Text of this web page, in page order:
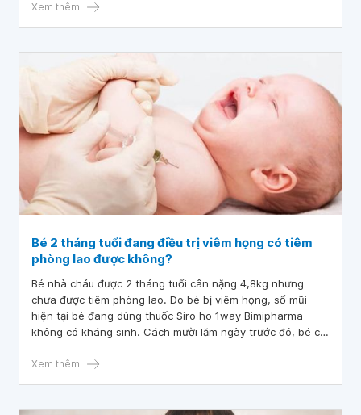
bác sĩ sẽ giải đáp giúp em ạ.
Xem thêm
Bé 2 tháng tuổi đang điều trị viêm họng có tiêm
phòng lao được không?
Bé nhà cháu được 2 tháng tuổi cân nặng 4,8kg nhưng
chưa được tiêm phòng lao. Do bé bị viêm họng, sổ mũi
hiện tại bé đang dùng thuốc Siro ho 1way Bimipharma
không có kháng sinh. Cách mười lăm ngày trước đó, bé có
tuổi đang điều trị viêm họng có tiêm phòng lao được
Xem thêm